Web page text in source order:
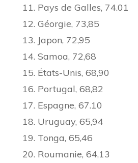
Pays de Galles, 74.01
Géorgie, 73,85
Japon, 72,95
Samoa, 72,68
États-Unis, 68,90
Portugal, 68,82
Espagne, 67.10
Uruguay, 65,94
Tonga, 65,46
Roumanie, 64,13